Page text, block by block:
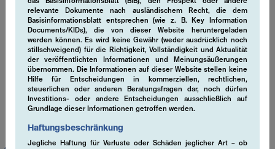
relevante Dokumente nach ausländischem Recht, die dem
Basisinformationsblatt entsprechen (wie z. B. Key Information
Documents/KIDs), die von dieser Website heruntergeladen
werden können. Es wird keine Gewähr (weder ausdrücklich noch
stillschweigend) für die Richtigkeit, Vollständigkeit und Aktualität
der veröffentlichten Informationen und Meinungsäußerungen
übernommen. Die Informationen auf dieser Website stellen keine
Hilfe für Entscheidungen in kommerziellen, rechtlichen,
steuerlichen oder anderen Beratungsfragen dar, noch dürfen
Investitions- oder andere Entscheidungen ausschließlich auf
Grundlage dieser Informationen getroffen werden.
Haftungsbeschränkung
Jegliche Haftung für Verluste oder Schäden jeglicher Art – ob
Cookies
Diese Website verwendet Cookies, um die Benutzerfreundlichkeit
zu verbessern. Durch die Nutzung dieser Website erklären Sie
sich mit der Verwendung von Cookies einverstanden sowie in der
Datenschutzerklärung, wo Sie weitere Informationen zu Cookies
finden. Link: Datenschutzerklärung.